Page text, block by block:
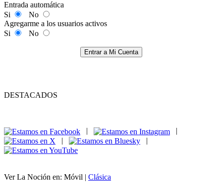
Entrada automática
Si
No
Agregarme a los usuarios activos
Si
No
Entrar a Mi Cuenta
DESTACADOS
|
|
Ver La Noción en: Móvil | Clásica